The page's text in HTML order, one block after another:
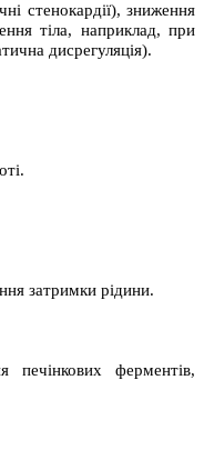
стенокардії), зниження
тіла, наприклад, при
дисрегуляція).
затримки рідини.
печінкових ферментів,